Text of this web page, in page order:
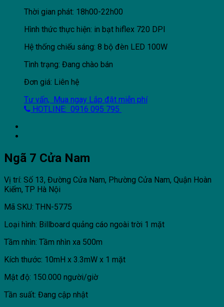
Thời gian phát: 18h00-22h00
Hình thức thực hiện: in bạt hiflex 720 DPI
Hệ thống chiếu sáng: 8 bộ đèn LED 100W
Tình trạng: Đang chào bán
Đơn giá: Liên hệ
Tư vấn, Mua ngay Lắp đặt miễn phí
HOTLINE: 0916 095 795
Ngã 7 Cửa Nam
Vị trí: Số 13, Đường Cửa Nam, Phường Cửa Nam, Quận Hoàn
Kiếm, TP Hà Nội
Mã SKU: THN-5775
Loại hình: Billboard quảng cáo ngoài trời 1 mặt
Tầm nhìn: Tầm nhìn xa 500m
Kích thước: 10mH x 3.3mW x 1 mặt
Mật độ: 150.000 người/giờ
Tần suất: Đang cập nhật